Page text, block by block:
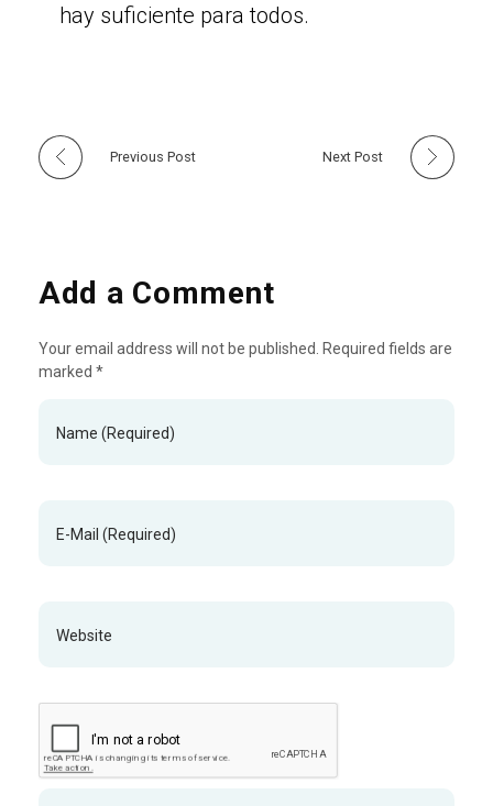
hay suficiente para todos.
Previous Post Next Post
Add a Comment
Your email address will not be published. Required fields are
marked *